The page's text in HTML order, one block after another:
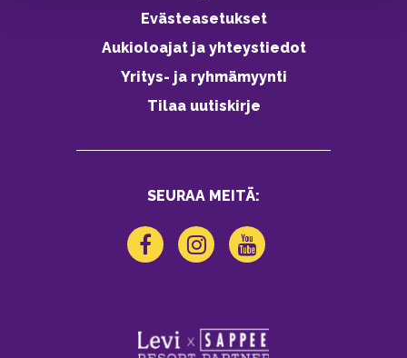
Evästeasetukset
Aukioloajat ja yhteystiedot
Yritys- ja ryhmämyynti
Tilaa uutiskirje
SEURAA MEITÄ: